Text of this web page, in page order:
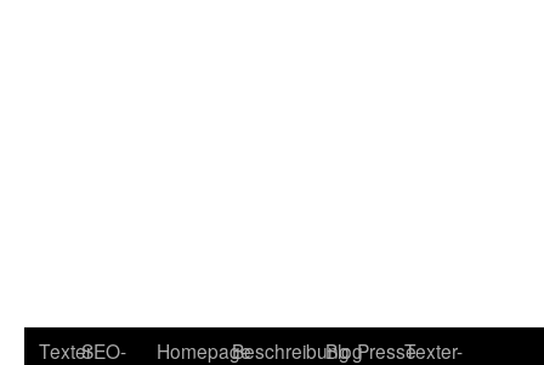
TexterSEO-
HomepageBeschreibung
BlogPresseTexter-